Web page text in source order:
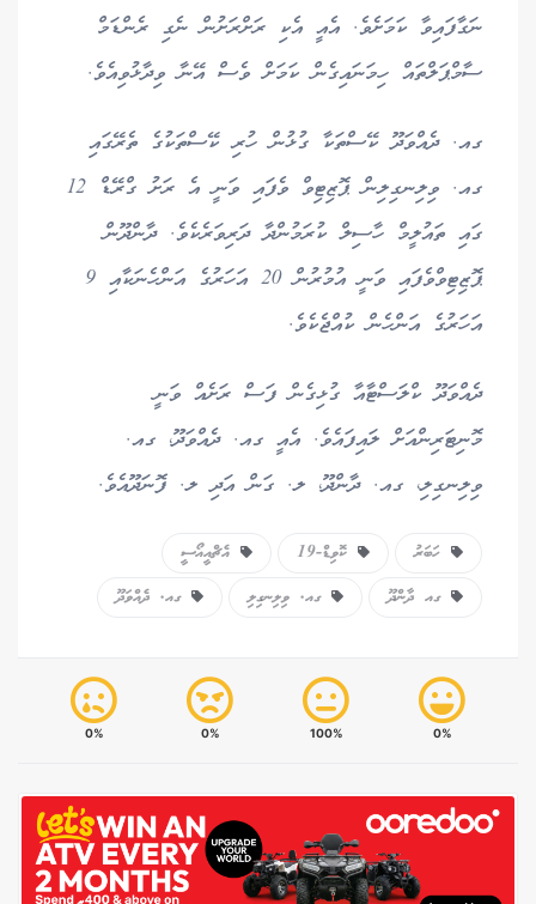
ނަގާފައިވާ ކަމަށެވެ. އެއީ އެކި ރަށްރަށުން ނެގި ރެންޑަމް
ސާމްޕަލްތައް ހިމަނައިގެން ކަމަށް ވެސް އޭނާ ވިދާޅުވިއެވެ.
ގއ. ދެއްވަދޫ ކޭސްތަކާ ގުޅުން ހުރި ކޭސްތަކުގެ ތެރޭގައި
ގއ. ވިލިނގިލިން ޕޮޒިޓިވް ވެފައި ވަނީ އެ ރަށު ގްރޭޑް 12
ގައި ތައުލީމް ހާސިލް ކުރަމުންދާ ދަރިވަރެކެވެ. ދާންދޫން
ޕޮޒިޓިވްވެފައި ވަނީ އުމުރުން 20 އަހަރުގެ އަންހެނަކާއި 9
އަހަރުގެ އަންހެން ކުއްޖެކެވެ.
ދެއްވަދޫ ކްލަސްޓާއާ ގުޅިގެން ފަސް ރަށެއް ވަނީ
މޮނިޓަރިންއަށް ލައިފައެވެ. އެއީ ގއ. ދެއްވަދޫ، ގއ.
ވިލިނގިލި، ގއ. ދާންދޫ، ލ. ގަން އަދި ލ. ފޮނަދޫއެވެ.
ހަބަރު ކޮވިޑް-19
އެޗްއީއޯސީ
ގއ ދާންދޫ
ގއ. ވިލިނގިލި ގއ. ދެއްވަދޫ
0%
100%
0%
0%